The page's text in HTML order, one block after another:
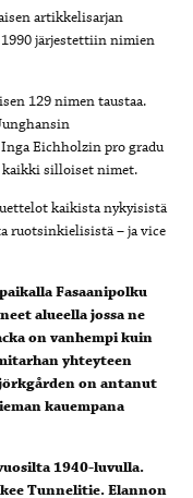
artikkelisarjan
1990 järjestettiin nimien
129 nimen taustaa.
Eichholzin pro gradu
kaikki silloiset nimet.
kaikista nykyisistä
ruotsinkielisistä – ja vice
Fasaanipolku
alueella jossa ne
on vanhempi kuin
yhteyteen
on antanut
kauempana
1940-luvulla.
Tunnelitie. Elannon